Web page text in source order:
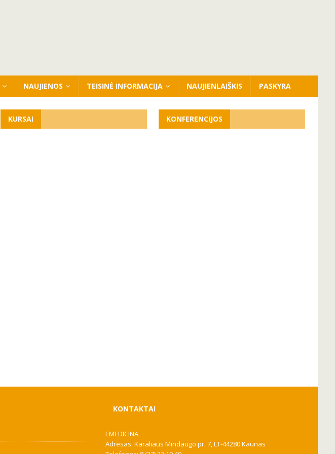
NAUJIENOS TEISINĖ INFORMACIJA NAUJIENLAIŠKIS PASKYRA
KURSAI KONFERENCIJOS
KONTAKTAI
EMEDICINA
Adresas: Karaliaus Mindaugo pr. 7, LT-44280 Kaunas